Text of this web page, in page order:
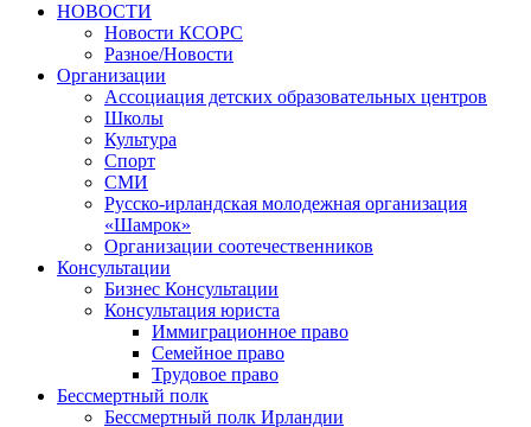
НОВОСТИ
Новости КСОРС
Разное/Новости
Организации
Ассоциация детских образовательных центров
Школы
Культура
Спорт
СМИ
Русско-ирландская молодежная организация
«Шамрок»
Организации соотечественников
Консультации
Бизнес Консультации
Консультация юриста
Иммиграционное право
Семейное право
Трудовое право
Бессмертный полк
Бессмертный полк Ирландии